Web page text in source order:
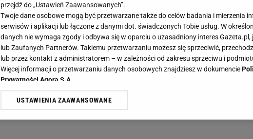
przejdź do „Ustawień Zaawansowanych”.
Twoje dane osobowe mogą być przetwarzane także do celów badania i mierzenia
serwisów i aplikacji lub łączone z danymi dot. świadczonych Tobie usług. W
danych nie wymaga zgody i odbywa się w oparciu o uzasadniony interes Gazeta.pl,
lub Zaufanych Partnerów. Takiemu przetwarzaniu możesz się sprzeciwić,
lub przez kontakt z administratorem – w zależności od zakresu sprzeciwu i
Więcej informacji o przetwarzaniu danych osobowych znajdziesz w dokumencie
Prywatności Agora S.A.
Klikając „Akceptuję” wyrażasz też zgodę na zainstalowanie i przechowywanie
Zaufanych Partnerów i Agora S.A. na Twoim urządzeniu końcowym. Możesz w
USTAWIENIA ZAAWANSOWANE